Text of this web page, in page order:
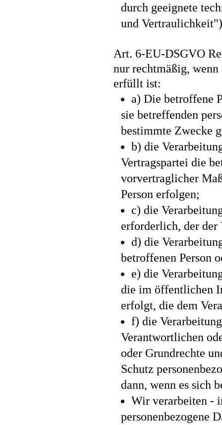
durch geeignete
und
Art. 6-EU-DSGVO
nur rechtmäßig, wenn
erfüllt ist:
a) Die betroffene
sie betreffenden
bestimmte Zwecke
b) die
Vertragspartei die
vorvertraglicher
Person erfolgen;
c) die
erforderlich, der
d) die
betroffenen Person
e) die
die im öffentlichen
erfolgt, die dem
f) die
Verantwortlichen
oder Grundrechte
Schutz
dann, wenn es sich
Wir verarbeiten -
personenbezogene